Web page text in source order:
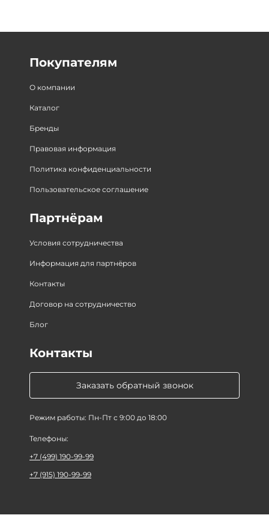
Покупателям
О компании
Каталог
Бренды
Правовая информация
Политика конфиденциальности
Пользовательское соглашение
Партнёрам
Условия сотрудничества
Информация для партнёров
Контакты
Договор на сотрудничество
Блог
Заказать обратный звонок
Режим работы: Пн-Пт с 9:00 до 18:00
Контакты
Телефоны:
+7 (499) 190-99-99
+7 (915) 190-99-99